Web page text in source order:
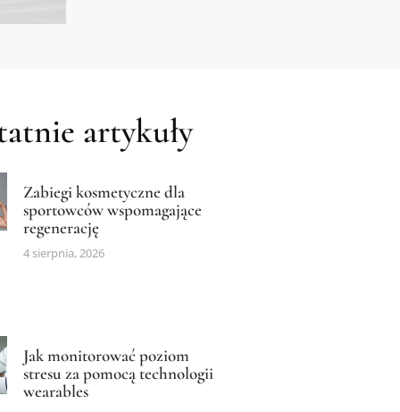
artykuły
Zabiegi kosmetyczne dla
sportowców wspomagające
regenerację
4 sierpnia, 2026
Jak monitorować poziom
stresu za pomocą technologii
wearables